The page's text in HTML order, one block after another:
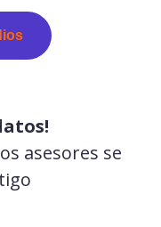
asesores se